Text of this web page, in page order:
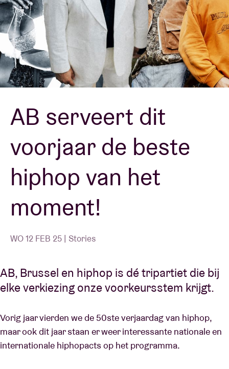
AB ❤ you
Zaalhuur
BRDCST
ABtv
Concertcheque
Over AB
Contact
AB serveert dit
voorjaar de beste
hiphop van het
moment!
WO 12 FEB 25 | Stories
AB, Brussel en hiphop is dé tripartiet die bij
elke verkiezing onze voorkeursstem krijgt.
Vorig jaar vierden we de 50ste verjaardag van hiphop,
maar ook dit jaar staan er weer interessante nationale en
internationale hiphopacts op het programma.